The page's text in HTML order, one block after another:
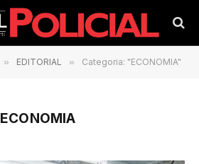
» EDITORIAL » Categoria: "ECONOMIA"
ECONOMIA